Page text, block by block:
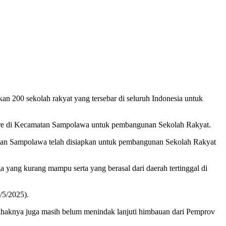
200 sekolah rakyat yang tersebar di seluruh Indonesia untuk
di Kecamatan Sampolawa untuk pembangunan Sekolah Rakyat.
Sampolawa telah disiapkan untuk pembangunan Sekolah Rakyat
kurang mampu serta yang berasal dari daerah tertinggal di
5/2025).
juga masih belum menindak lanjuti himbauan dari Pemprov